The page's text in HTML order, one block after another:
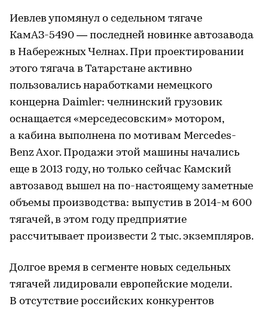
Иевлев упомянул о седельном тягаче
КамАЗ-5490 — последней новинке автозавода
в Набережных Челнах. При проектировании
этого тягача в Татарстане активно
пользовались наработками немецкого
концерна Daimler: челнинский грузовик
оснащается «мерседесовским» мотором,
а кабина выполнена по мотивам Мercedes-
Benz Axor. Продажи этой машины начались
еще в 2013 году, но только сейчас Камский
автозавод вышел на по-настоящему заметные
объемы производства: выпустив в 2014-м 600
тягачей, в этом году предприятие
рассчитывает произвести 2 тыс. экземпляров.
Долгое время в сегменте новых седельных
тягачей лидировали европейские модели.
В отсутствие российских конкурентов